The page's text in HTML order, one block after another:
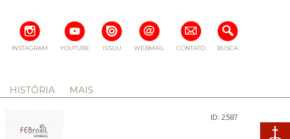
BUSCA
CONTATO
WEBMAIL
ISSUU
YOUTUBE
INSTAGRAM
HISTÓRIA MAIS
ID: 2587